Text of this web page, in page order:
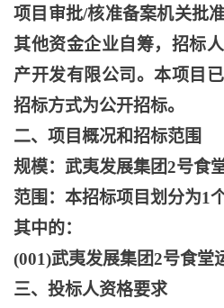
项目审批/核准备案机关批
其他资金企业自筹，招标
产开发有限公司。本项目
招标方式为公开招标。
二、项目概况和招标范围
规模：武夷发展集团2号食
范围：本招标项目划分为1
其中的：
(001)武夷发展集团2号食堂
三、投标人资格要求